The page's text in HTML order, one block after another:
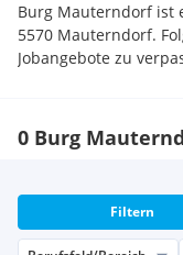
Burg Mauterndorf ist
5570 Mauterndorf.
Jobangebote zu
0 Burg
Filtern